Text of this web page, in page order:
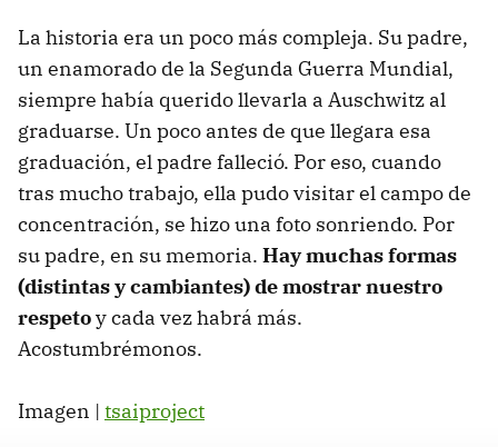
La historia era un poco más compleja. Su padre,
un enamorado de la Segunda Guerra Mundial,
siempre había querido llevarla a Auschwitz al
graduarse. Un poco antes de que llegara esa
graduación, el padre falleció. Por eso, cuando
tras mucho trabajo, ella pudo visitar el campo de
concentración, se hizo una foto sonriendo. Por
su padre, en su memoria. Hay muchas formas
(distintas y cambiantes) de mostrar nuestro
respetoy cada vez habrá más.
Acostumbrémonos.
Imagen | tsaiproject